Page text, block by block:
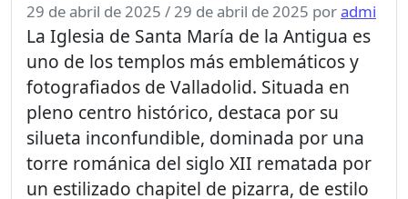
29 de abril de 2025 /29 de abril de 2025 poradmi
La Iglesia de Santa María de la Antigua es
uno de los templos más emblemáticos y
fotografiados de Valladolid. Situada en
pleno centro histórico, destaca por su
silueta inconfundible, dominada por una
torre románica del siglo XII rematada por
un estilizado chapitel de pizarra, de estilo